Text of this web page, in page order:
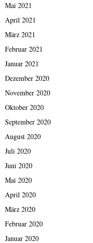
Mai 2021
April 2021
März 2021
Februar 2021
Januar 2021
Dezember 2020
November 2020
Oktober 2020
September 2020
August 2020
Juli 2020
Juni 2020
Mai 2020
April 2020
März 2020
Februar 2020
Januar 2020